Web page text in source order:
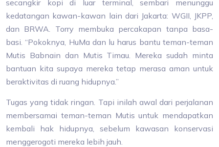
secangkir kopi di luar terminal, sembari menunggu
kedatangan kawan-kawan lain dari Jakarta: WGII, JKPP,
dan BRWA. Torry membuka percakapan tanpa basa-
basi. “Pokoknya, HuMa dan lu harus bantu teman-teman
Mutis Babnain dan Mutis Timau. Mereka sudah minta
bantuan kita supaya mereka tetap merasa aman untuk
beraktivitas di ruang hidupnya.”
Tugas yang tidak ringan. Tapi inilah awal dari perjalanan
membersamai teman-teman Mutis untuk mendapatkan
kembali hak hidupnya, sebelum kawasan konservasi
menggerogoti mereka lebih jauh.